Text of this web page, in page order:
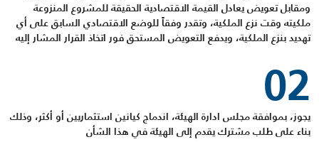
ومقابل تعويض يعادل القيمة الاقتصادية الحقيقة للمشروع المنزوعة
ملكيته وقت نزع الملكية، وتقدر وفقاً للوضع الاقتصادي السابق على أي
تهديد بنزع الملكية، ويدفع التعويض المستحق فور اتخاذ القرار المشار إليه
02
يجوز، بموافقة مجلس ادارة الهيئة، اندماج كيانين استثماريين أو أكثر، وذلك
بناء على طلب مشترك يقدم إلى الهيئة في هذا الشأن